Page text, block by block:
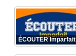
ÉCOUTER Imparfait